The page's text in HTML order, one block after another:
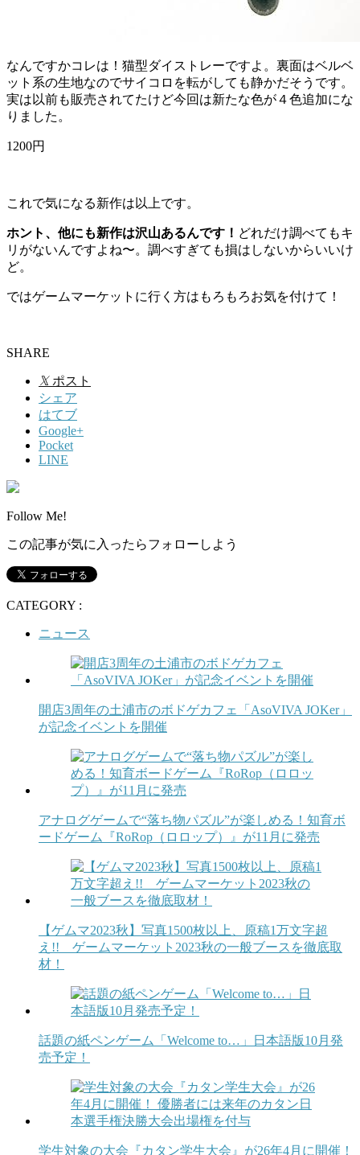
なんですかコレは！猫型ダイストレーですよ。裏面はベルベ
ット系の生地なのでサイコロを転がしても静かだそうです。
実は以前も販売されてたけど今回は新たな色が４色追加にな
りました。
1200円
これで気になる新作は以上です。
ホント、他にも新作は沢山あるんです！ どれだけ調べてもキ
リがないんですよね〜。調べすぎても損はしないからいいけ
ど。
ではゲームマーケットに行く方はもろもろお気を付けて！
SHARE
𝕏 ポスト
シェア
はてブ
Google+
Pocket
LINE
Follow Me!
この記事が気に入ったらフォローしよう
CATEGORY :
ニュース
開店3周年の土浦市のボドゲカフェ「AsoVIVA JOKer」
が記念イベントを開催
アナログゲームで“落ち物パズル”が楽しめる！知育ボ
ードゲーム『RoRop（ロロップ）』が11月に発売
【ゲムマ2023秋】写真1500枚以上、原稿1万文字超
え!! ゲームマーケット2023秋の一般ブースを徹底取
材！
話題の紙ペンゲーム「Welcome to…」日本語版10月発
売予定！
学生対象の大会『カタン学生大会』が26年4月に開催！